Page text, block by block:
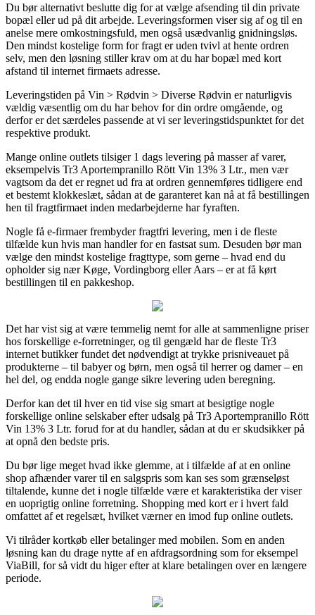
Du bør alternativt beslutte dig for at vælge afsending til din private
bopæl eller ud på dit arbejde. Leveringsformen viser sig af og til en
anelse mere omkostningsfuld, men også usædvanlig gnidningsløs.
Den mindst kostelige form for fragt er uden tvivl at hente ordren
selv, men den løsning stiller krav om at du har bopæl med kort
afstand til internet firmaets adresse.
Leveringstiden på Vin > Rødvin > Diverse Rødvin er naturligvis
vældig væsentlig om du har behov for din ordre omgående, og
derfor er det særdeles passende at vi ser leveringstidspunktet for det
respektive produkt.
Mange online outlets tilsiger 1 dags levering på masser af varer,
eksempelvis Tr3 Aportempranillo Rött Vin 13% 3 Ltr., men vær
vagtsom da det er regnet ud fra at ordren gennemføres tidligere end
et bestemt klokkeslæt, sådan at de garanteret kan nå at få bestillingen
hen til fragtfirmaet inden medarbejderne har fyraften.
Nogle få e-firmaer frembyder fragtfri levering, men i de fleste
tilfælde kun hvis man handler for en fastsat sum. Desuden bør man
vælge den mindst kostelige fragttype, som gerne – hvad end du
opholder sig nær Køge, Vordingborg eller Aars – er at få kørt
bestillingen til en pakkeshop.
Det har vist sig at være temmelig nemt for alle at sammenligne priser
hos forskellige e-forretninger, og til gengæld har de fleste Tr3
internet butikker fundet det nødvendigt at trykke prisniveauet på
produkterne – til babyer og børn, men også til herrer og damer – en
hel del, og endda nogle gange sikre levering uden beregning.
Derfor kan det til hver en tid vise sig smart at besigtige nogle
forskellige online selskaber efter udsalg på Tr3 Aportempranillo Rött
Vin 13% 3 Ltr. forud for at du handler, sådan at du er skudsikker på
at opnå den bedste pris.
Du bør lige meget hvad ikke glemme, at i tilfælde af at en online
shop afhænder varer til en salgspris som kan ses som grænseløst
tiltalende, kunne det i nogle tilfælde være et karakteristika der viser
en uoprigtig online forretning. Shopping med kort er i hvert fald
omfattet af et regelsæt, hvilket værner en imod fup online outlets.
Vi tilråder kortkøb eller betalinger med mobilen. Som en anden
løsning kan du drage nytte af en afdragsordning som for eksempel
ViaBill, for så vidt du higer efter at klare betalingen over en længere
periode.